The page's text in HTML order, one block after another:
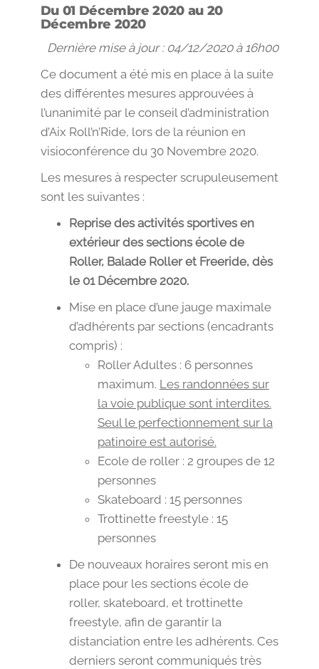
Du 01 Décembre 2020 au 20
Décembre 2020
Dernière mise à jour : 04/12/2020 à 16h00
Ce document a été mis en place à la suite
des différentes mesures approuvées à
l’unanimité par le conseil d’administration
d’Aix Roll’n’Ride, lors de la réunion en
visioconférence du 30 Novembre 2020.
Les mesures à respecter scrupuleusement
sont les suivantes :
Reprise des activités sportives en
extérieur des sections école de
Roller, Balade Roller et Freeride, dès
le 01 Décembre 2020.
Mise en place d’une jauge maximale
d’adhérents par sections (encadrants
compris) :
Roller Adultes : 6 personnes
maximum. Les randonnées sur
la voie publique sont interdites.
Seul le perfectionnement sur la
patinoire est autorisé.
Ecole de roller : 2 groupes de 12
personnes
Skateboard : 15 personnes
Trottinette freestyle : 15
personnes
De nouveaux horaires seront mis en
place pour les sections école de
roller, skateboard, et trottinette
freestyle, afin de garantir la
distanciation entre les adhérents. Ces
derniers seront communiqués très